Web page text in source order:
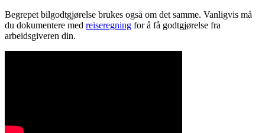
Begrepet bilgodtgjørelse brukes også om det samme. Vanligvis må
du dokumentere med reiseregning for å få godtgjørelse fra
arbeidsgiveren din.